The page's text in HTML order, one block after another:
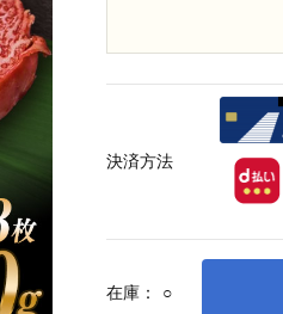
在庫： ○
決済方法